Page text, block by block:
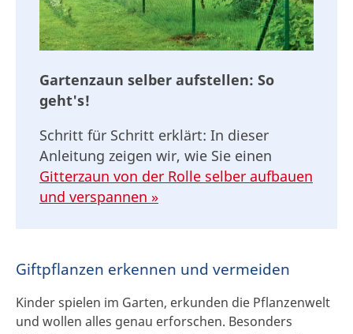
Gartenzaun selber aufstellen: So
geht's!
Schritt für Schritt erklärt: In dieser
Anleitung zeigen wir, wie Sie einen
Gitterzaun von der Rolle selber aufbauen
und verspannen »
Giftpflanzen erkennen und vermeiden
Kinder spielen im Garten, erkunden die Pflanzenwelt
und wollen alles genau erforschen. Besonders